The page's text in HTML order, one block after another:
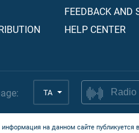
FEEDBACK AND
HELP CENTER
TA Radio
информация на данном сайте публикуется